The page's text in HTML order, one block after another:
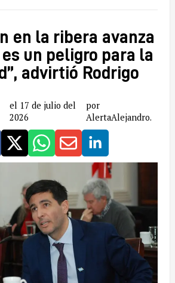
en la ribera avanza
un peligro para la
advirtió Rodrigo
el 17 de julio del
2026
por
AlertaAlejandro.